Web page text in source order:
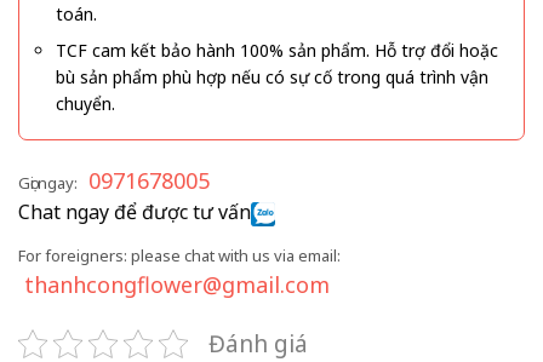
toán.
TCF cam kết bảo hành 100% sản phẩm. Hỗ trợ đổi hoặc
bù sản phẩm phù hợp nếu có sự cố trong quá trình vận
chuyển.
Gọi ngay: 0971678005
Chat ngay để được tư vấn
For foreigners: please chat with us via email:
thanhcongflower@gmail.com
Đánh giá